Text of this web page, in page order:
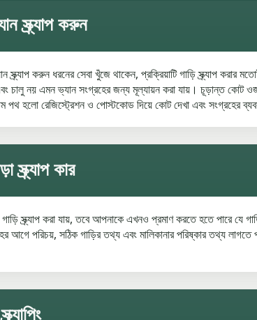
স্ক্র্যাপ করুন
করুন ধরনের সেবা খুঁজে থাকেন, প্রক্রিয়াটি গাড়ি স্ক্র্যাপ
নয় এমন ভ্যান সংগ্রহের জন্য মূল্যায়ন করা যায়। চূড়ান্ত কোট
হলো রেজিস্ট্রেশন ও পোস্টকোড দিয়ে কোট দেখা এবং সংগ্রহের
কার
স্ক্র্যাপ করা যায়, তবে আপনাকে এখনও প্রমাণ করতে হতে পারে
আগে পরিচয়, সঠিক গাড়ির তথ্য এবং মালিকানার পরিষ্কার তথ্য